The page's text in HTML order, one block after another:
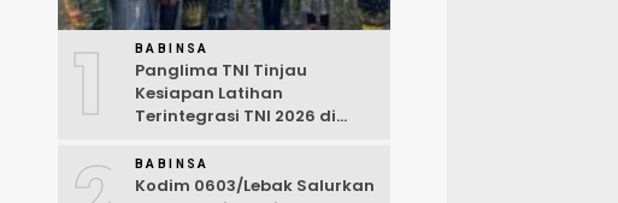
1 BABINSA
Panglima TNI Tinjau
Kesiapan Latihan
Terintegrasi TNI 2026 di
BABINSA
Kodim 0603/Lebak Salurkan